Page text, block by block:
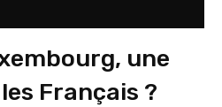
une
Français ?